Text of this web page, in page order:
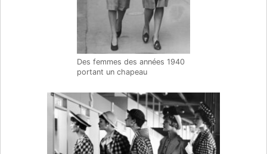
Des femmes des années 1940
portant un chapeau